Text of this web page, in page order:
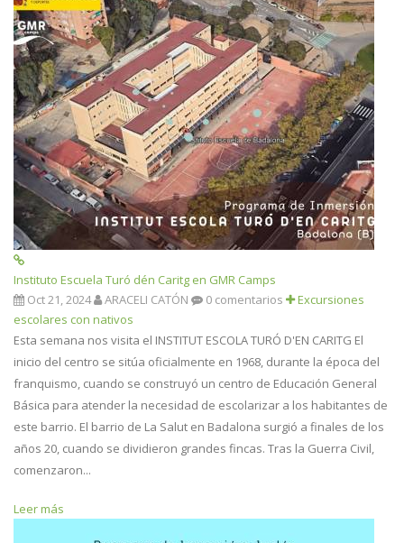
Instituto Escuela Turó dén Caritg en GMR Camps
Oct 21, 2024
ARACELI CATÓN 0 comentarios
Excursiones
escolares con nativos
Esta semana nos visita el INSTITUT ESCOLA TURÓ D'EN CARITG El
inicio del centro se sitúa oficialmente en 1968, durante la época del
franquismo, cuando se construyó un centro de Educación General
Básica para atender la necesidad de escolarizar a los habitantes de
este barrio. El barrio de La Salut en Badalona surgió a finales de los
años 20, cuando se dividieron grandes fincas. Tras la Guerra Civil,
comenzaron...
Leer más